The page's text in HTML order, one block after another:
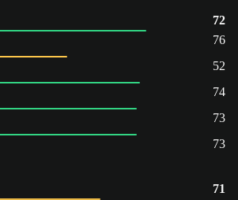
72
76
52
74
73
73
71